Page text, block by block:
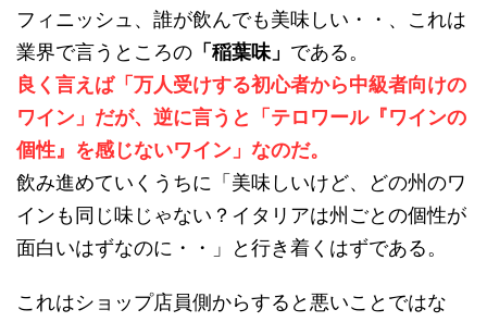
フィニッシュ、誰が飲んでも美味しい・・、これは
業界で言うところの 「稲葉味」 である。
良く言えば「万人受けする初心者から中級者向けの
ワイン」だが、逆に言うと「テロワール『ワインの
個性』を感じないワイン」なのだ。
飲み進めていくうちに「美味しいけど、どの州のワ
インも同じ味じゃない？イタリアは州ごとの個性が
面白いはずなのに・・」と行き着くはずである。
これはショップ店員側からすると悪いことではな